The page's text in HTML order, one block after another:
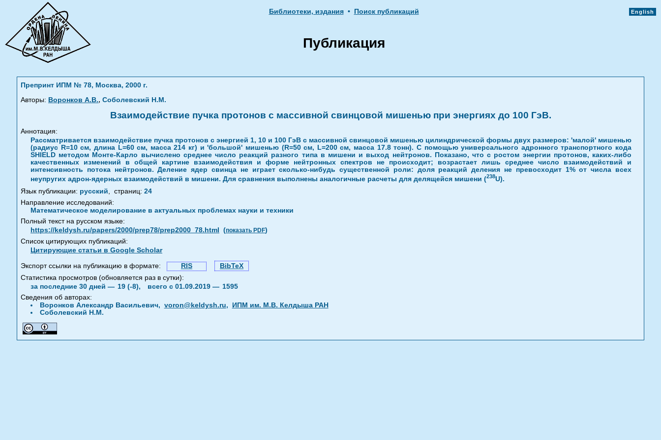
Библиотеки, издания • Поиск публикаций English
Публикация
Препринт ИПМ № 78, Москва, 2000 г.
Авторы: Воронков А.В., Соболевский Н.М.
Взаимодействие пучка протонов с массивной свинцовой мишенью при энергиях до 100 ГэВ.
Аннотация:
Рассматривается взаимодействие пучка протонов с энергией 1, 10 и 100 ГэВ с массивной свинцовой мишенью цилиндрической формы двух размеров: 'малой' мишенью
(радиус R=10 см, длина L=60 см, масса 214 кг) и 'большой' мишенью (R=50 см, L=200 см, масса 17.8 тонн). С помощью универсального адронного транспортного кода
SHIELD методом Монте-Карло вычислено среднее число реакций разного типа в мишени и выход нейтронов. Показано, что с ростом энергии протонов, каких-либо
качественных изменений в общей картине взаимодействия и форме нейтронных спектров не происходит; возрастает лишь среднее число взаимодействий и
интенсивность потока нейтронов. Деление ядер свинца не играет сколько-нибудь существенной роли: доля реакций деления не превосходит 1% от числа всех
неупругих адрон-ядерных взаимодействий в мишени. Для сравнения выполнены аналогичные расчеты для делящейся мишени (238U).
Язык публикации: русский страниц: 24
Направление исследований:
Математическое моделирование в актуальных проблемах науки и техники
Полный текст на русском языке:
https://keldysh.ru/papers/2000/prep78/prep2000_78.html (показать PDF)
Список цитирующих публикаций:
Цитирующие статьи в Google Scholar
Экспорт ссылки на публикацию в формате: RIS
BibTeX
Статистика просмотров (обновляется раз в сутки):
за последние 30 дней — 19 (-8), всего с 01.09.2019 — 1595
Сведения об авторах:
Воронков Александр Васильевич, voron@keldysh.ru, ИПМ им. М.В. Келдыша РАН
Соболевский Н.М.